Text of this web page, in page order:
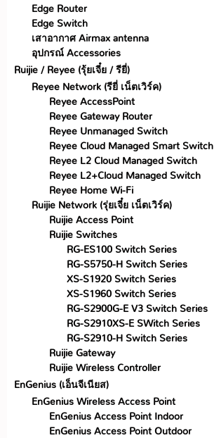
Edge Router
Edge Switch
เสาอากาศ Airmax antenna
อุปกรณ์ Accessories
Ruijie / Reyee (รุ้ยเจี๋ย / รียี่)
Reyee Network (รียี่ เน็ตเวิร์ค)
Reyee AccessPoint
Reyee Gateway Router
Reyee Unmanaged Switch
Reyee Cloud Managed Smart Switch
Reyee L2 Cloud Managed Switch
Reyee L2+Cloud Managed Switch
Reyee Home Wi-Fi
Ruijie Network (รุ่ยเจี๋ย เน็ตเวิร์ค)
Ruijie Access Point
Ruijie Switches
RG-ES100 Switch Series
RG-S5750-H Switch Series
XS-S1920 Switch Series
XS-S1960 Switch Series
RG-S2900G-E V3 Switch Series
RG-S2910XS-E SWitch Series
RG-S2910-H Switch Series
Ruijie Gateway
Ruijie Wireless Controller
EnGenius (เอ็นจีเนียส)
EnGenius Wireless Access Point
EnGenius Access Point Indoor
EnGenius Access Point Outdoor